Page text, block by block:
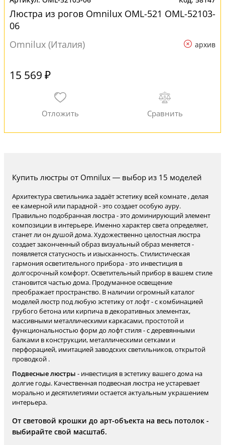
Люстра из рогов Omnilux OML-521 OML-52103-
06
Omnilux (Италия)
архив
15 569 ₽
Купить люстры от Omnilux — выбор из 15 моделей
Архитектура светильника задаёт эстетику всей комнате , делая
ее камерной или парадной - это создает особую ауру.
Правильно подобранная люстра - это доминирующий элемент
композиции в интерьере. Именно характер света определяет,
станет ли он душой дома. Художественно целостная люстра
создает законченный образ визуальный образ меняется -
появляется статусность и изысканность. Стилистическая
гармония осветительного прибора - это инвестиция в
долгосрочный комфорт. Осветительный прибор в вашем стиле
становится частью дома. Продуманное освещение
преображает пространство. В наличии огромный каталог
моделей люстр под любую эстетику от лофт - с комбинацией
грубого бетона или кирпича в декоративных элементах,
массивными металлическими каркасами, простотой и
функциональностью форм до лофт стиля - с деревянными
балками в конструкции, металлическими сетками и
перфорацией, имитацией заводских светильников, открытой
проводкой .
Подвесные люстры - инвестиция в эстетику вашего дома на
долгие годы. Качественная подвесная люстра не устаревает
морально и десятилетиями остается актуальным украшением
интерьера.
От световой крошки до арт-объекта на весь потолок -
выбирайте свой масштаб.